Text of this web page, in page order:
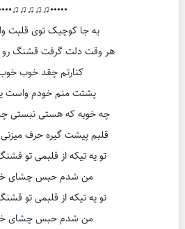
یه جا کوچیک توی قلبت
هر وقت دلت گرفت قشنگ
کنارتم چقد خوب
پشتت منم خودم واست
چه خوبه که هستی نبستی
قلبم پیشت گیره حرف میزنی
تو یه تیکه از قلبمی تو
من شدم حبس چشای
تو یه تیکه از قلبمی تو
من شدم حبس چشای